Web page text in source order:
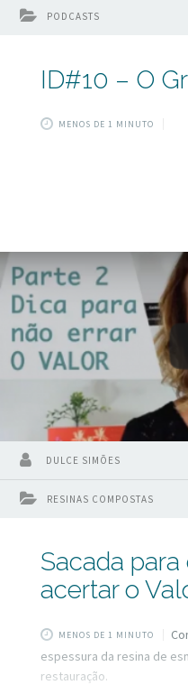
PODCASTS
ID#10 – O
MENOS DE 1 MINUTO
RESINAS COMPOSTAS
DULCE SIMÕES
Sacada
acertar o
MENOS DE 1 MINUTO
espessura da resina de
restauração.